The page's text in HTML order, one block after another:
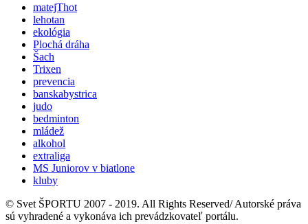
matejThot
lehotan
ekológia
Plochá dráha
Šach
Trixen
prevencia
banskabystrica
judo
bedminton
mládež
alkohol
extraliga
MS Juniorov v biatlone
kluby
© Svet ŠPORTU 2007 - 2019. All Rights Reserved/ Autorské práva
sú vyhradené a vykonáva ich prevádzkovateľ portálu.